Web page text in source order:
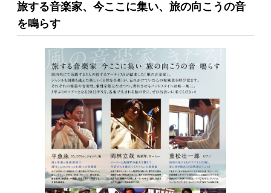
旅する音楽家、今ここに集い、旅の向こうの音
を鳴らす